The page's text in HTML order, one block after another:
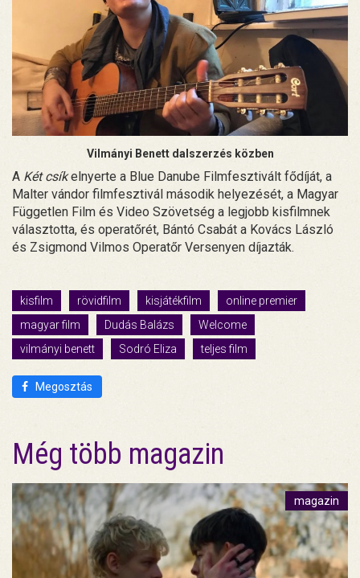
Vilmányi Benett dalszerzés közben
A Két csíkelnyerte a Blue Danube Filmfesztivált fődíját, a
Malter vándor filmfesztivál második helyezését, a Magyar
Független Film és Video Szövetség a legjobb kisfilmnek
választotta, és operatőrét, Bántó Csabát a Kovács László
és Zsigmond Vilmos Operatőr Versenyen díjazták.
kisfilm rövidfilm kisjátékfilm
online premier
magyar film
Dudás Balázs
Welcome
vilmányi benett
Sodró Eliza teljes film
Megosztás
Még több magazin
magazin